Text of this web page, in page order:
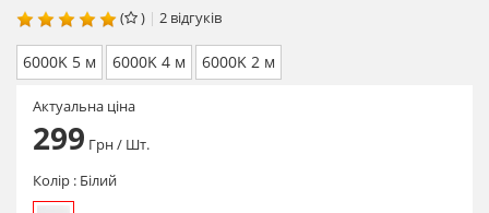
( ) | 2 відгуків
6000K 5 м 6000K 4 м 6000K 2 м
Актуальна ціна
299 Грн/ Шт.
Колір : Білий